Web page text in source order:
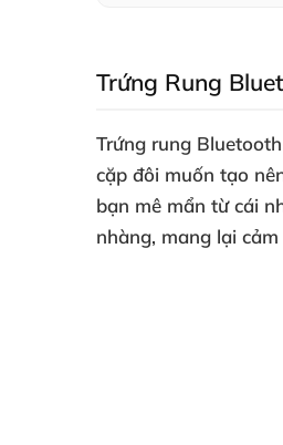
Trứng Rung
Trứng rung
cặp đôi muốn tạo
bạn mê mẩn từ cái
nhàng, mang lại